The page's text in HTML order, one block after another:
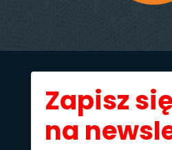
Zapisz
na